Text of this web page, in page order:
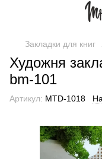
Закладки для книг
Художня
bm-101
Артикул: MTD-1018